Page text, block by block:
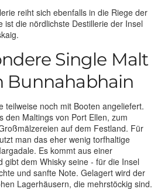
reiht sich ebenfalls in die Riege der
ist die nördlichste Destillerie der Insel
Single Malt
Bunnahabhain
teilweise noch mit Booten angeliefert.
den Maltings von Port Ellen, zum
auf dem Festland. Für
man das eher wenig torfhaltige
Es kommt aus einer
gibt dem Whisky seine - für die Insel
und sanfte Note. Gelagert wird der
Lagerhäusern, die mehrstöckig sind.